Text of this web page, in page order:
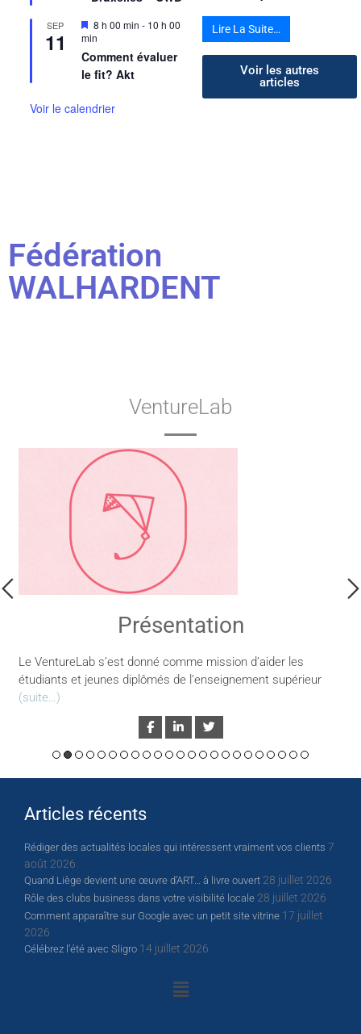
SEP
11
Mis
en
8 h 00 min - 10 h 00
min
Comment évaluer
le fit? Akt
Voir le calendrier
Lire La Suite…
Voir les autres
articles
Fédération
WALHARDENT
VentureLab
Présentation
Le VentureLab s’est donné comme mission d’aider les
étudiants et jeunes diplômés de l’enseignement supérieur
(suite…)
Articles récents
Rédiger des actualités locales qui intéressent vraiment vos clients 7
août 2026
Quand Liège devient une œuvre d’ART… à livre ouvert 28 juillet 2026
Rôle des clubs business dans votre visibilité locale 28 juillet 2026
Comment apparaître sur Google avec un petit site vitrine 17 juillet
2026
Célébrez l’été avec Sligro 14 juillet 2026